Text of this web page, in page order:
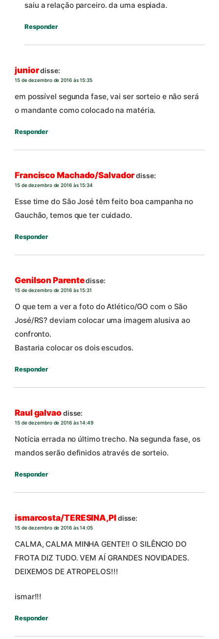
saiu a relação parceiro. da uma espiada.
Responder
juniordisse:
15 de dezembro de 2016 às 15:35
em possível segunda fase, vai ser sorteio e não será
o mandante como colocado na matéria.
Responder
Francisco Machado/Salvadordisse:
15 de dezembro de 2016 às 15:34
Esse time do São José têm feito boa campanha no
Gauchão, temos que ter cuidado.
Responder
Genilson Parentedisse:
15 de dezembro de 2016 às 15:31
O que tem a ver a foto do Atlético/GO com o São
José/RS? deviam colocar uma imagem alusiva ao
confronto.
Bastaria colocar os dois escudos.
Responder
Raul galvao disse:
15 de dezembro de 2016 às 14:49
Notícia errada no último trecho. Na segunda fase, os
mandos serão definidos através de sorteio.
Responder
ismarcosta/TERESINA,PIdisse:
15 de dezembro de 2016 às 14:05
CALMA, CALMA MINHA GENTE!! O SILÊNCIO DO
FROTA DIZ TUDO. VEM AÍ GRANDES NOVIDADES.
DEIXEMOS DE ATROPELOS!!!
ismar!!!
Responder